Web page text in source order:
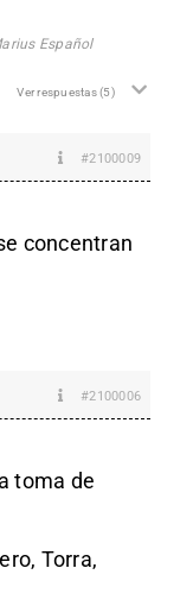
Español
Ver respuestas(5)
#2100009
concentran
#2100006
toma de
Torra,